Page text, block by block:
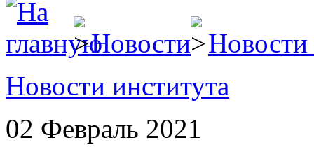
Новости
Новости
Новости института
02 Февраль 2021